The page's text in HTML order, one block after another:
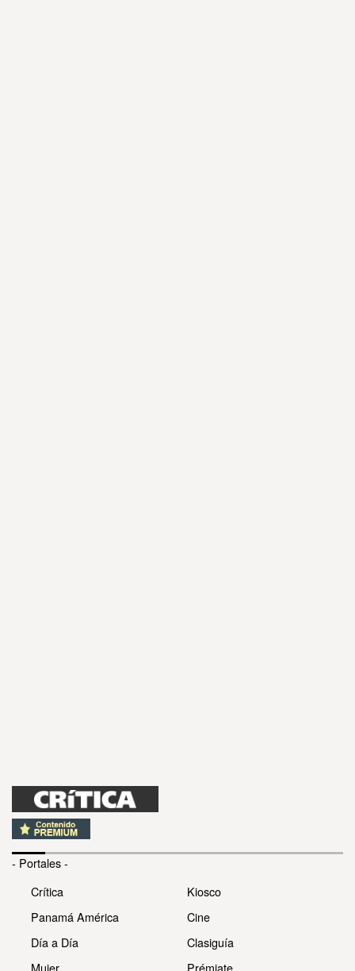
- Portales -
Crítica
Panamá América
Día a Día
Mujer
Kiosco
Cine
Clasiguía
Prémiate